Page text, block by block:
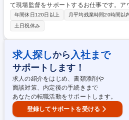
て現場監督をサポートするお仕事です。
引先の担当者との連携も重要です。2～3
備。具体的職務は備考欄を参照ください。 施工管理業務、施工図業務、建
設事務業務などに関する幅広い業務をお任
も全体の2割ほどございます。 【具体的に
力/着工前書類・施工要領書・計画書/官公
類・写真帳作成/新規入場・グリーンサイ
ータ化、保管など。 ※現場へは週1～2回
て頂きます。 募集職種 【東京/建設アシスト】施工管理を支える事務職/残
業2時間程/完全週休2日◎
年間休日120日以上 月平均残業時間20時間以
土日祝休み
求人探しから 入社まで
サポートします！
求人の紹介をはじめ、書類添削や
面談対策、内定後の手続きまで
あなたの転職活動をサポートします。
登録してサポートを受ける